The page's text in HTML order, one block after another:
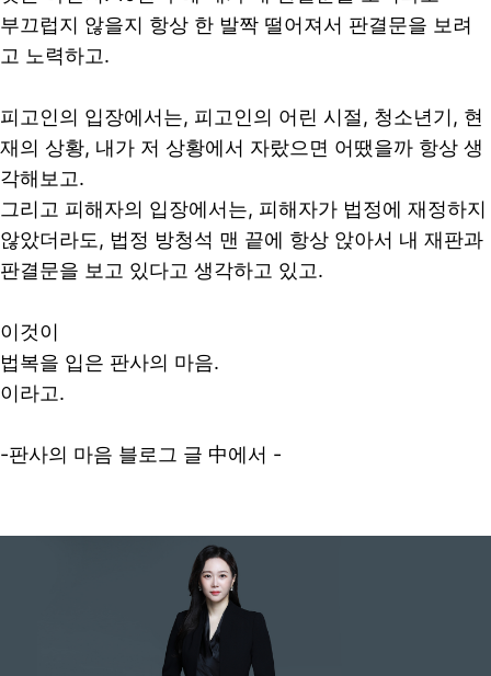
부끄럽지 않을지 항상 한 발짝 떨어져서 판결문을 보려
고 노력하고.
피고인의 입장에서는, 피고인의 어린 시절, 청소년기, 현
재의 상황, 내가 저 상황에서 자랐으면 어땠을까 항상 생
각해보고.
그리고 피해자의 입장에서는, 피해자가 법정에 재정하지
않았더라도, 법정 방청석 맨 끝에 항상 앉아서 내 재판과
판결문을 보고 있다고 생각하고 있고.
이것이
법복을 입은 판사의 마음.
이라고.
-판사의 마음 블로그 글 中에서 -